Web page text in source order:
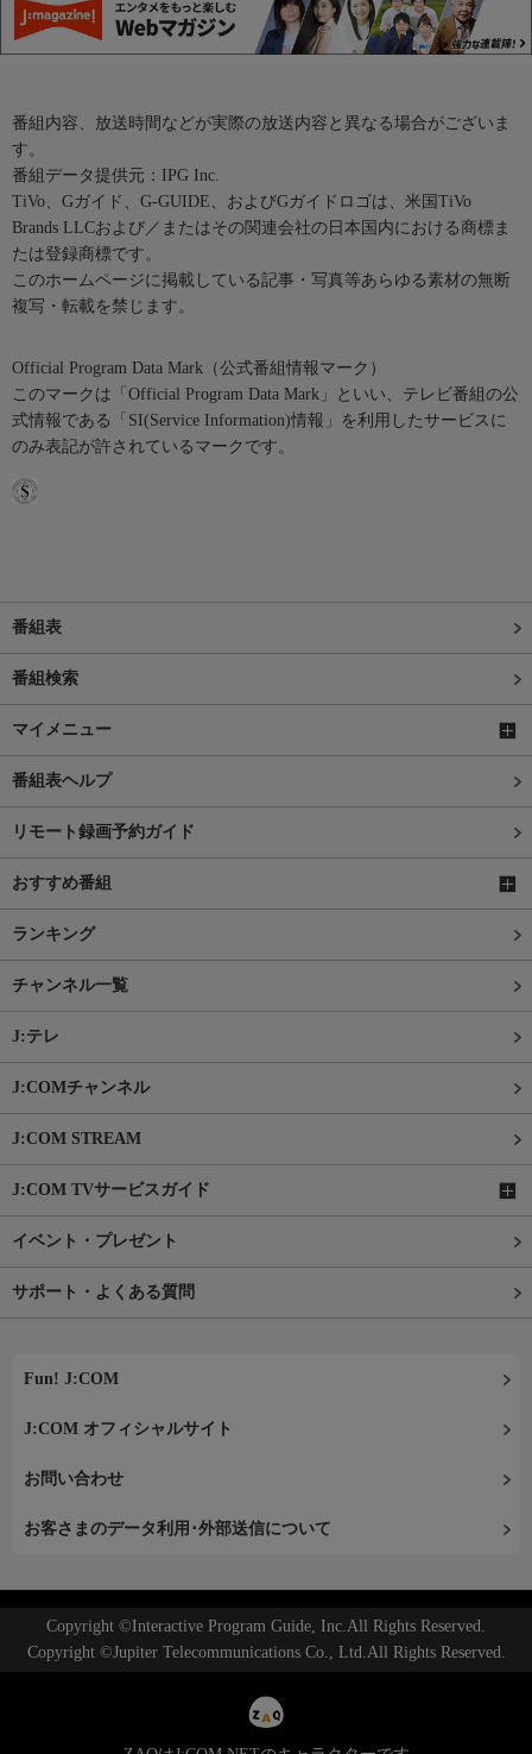
番組内容、放送時間などが実際の放送内容と異なる場合がございま
す。
番組データ提供元：IPG Inc.
TiVo、Gガイド、G-GUIDE、およびGガイドロゴは、米国TiVo
Brands LLCおよび／またはその関連会社の日本国内における商標ま
たは登録商標です。
このホームページに掲載している記事・写真等あらゆる素材の無断
複写・転載を禁じます。
Official Program Data Mark（公式番組情報マーク）
このマークは「Official Program Data Mark」といい、テレビ番組の公
式情報である「SI(Service Information)情報」を利用したサービスに
のみ表記が許されているマークです。
番組表
番組検索
マイメニュー
番組表ヘルプ
リモート録画予約ガイド
おすすめ番組
ランキング
チャンネル一覧
J:テレ
J:COMチャンネル
J:COM STREAM
J:COM TVサービスガイド
イベント・プレゼント
サポート・よくある質問
Fun! J:COM
J:COM オフィシャルサイト
お問い合わせ
お客さまのデータ利用･外部送信について
Copyright ©Interactive Program Guide, Inc.All Rights Reserved.
Copyright ©Jupiter Telecommunications Co., Ltd.All Rights Reserved.